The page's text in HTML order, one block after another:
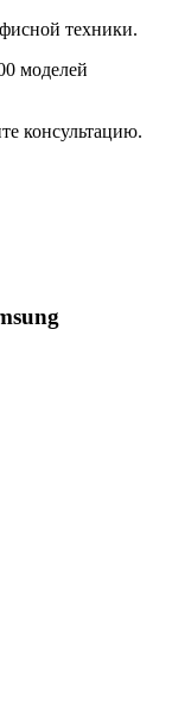
техники.
моделей
консультацию.